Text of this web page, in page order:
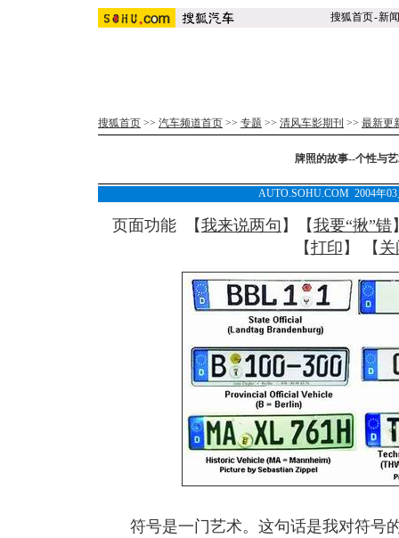
搜狐首页-新闻
搜狐首页 >> 汽车频道首页 >> 专题 >> 清风车影期刊 >> 最新更
牌照的故事--个性与
AUTO.SOHU.COM 2004年
页面功能 【我来说两句 】【我要“揪”错
【打印 】 【 关
符号是一门艺术。这句话是我对符号